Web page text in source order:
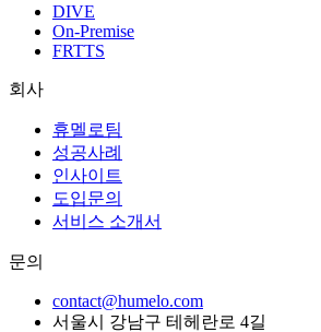
DIVE
On-Premise
FRTTS
회사
휴멜로팀
성공사례
인사이트
도입문의
서비스 소개서
문의
contact@humelo.com
서울시 강남구 테헤란로 4길